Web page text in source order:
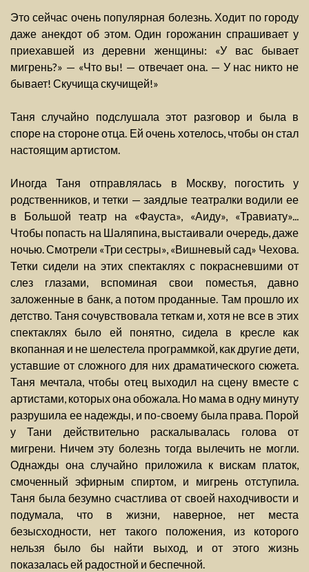
Это сейчас очень популярная болезнь. Ходит по городу
даже анекдот об этом. Один горожанин спрашивает у
приехавшей из деревни женщины: «У вас бывает
мигрень?» — «Что вы! — отвечает она. — У нас никто не
бывает! Скучища скучищей!»
Таня случайно подслушала этот разговор и была в
споре на стороне отца. Ей очень хотелось, чтобы он стал
настоящим артистом.
Иногда Таня отправлялась в Москву, погостить у
родственников, и тетки — заядлые театралки водили ее
в Большой театр на «Фауста», «Аиду», «Травиату»...
Чтобы попасть на Шаляпина, выстаивали очередь, даже
ночью. Смотрели «Три сестры», «Вишневый сад» Чехова.
Тетки сидели на этих спектаклях с покрасневшими от
слез глазами, вспоминая свои поместья, давно
заложенные в банк, а потом проданные. Там прошло их
детство. Таня сочувствовала теткам и, хотя не все в этих
спектаклях было ей понятно, сидела в кресле как
вкопанная и не шелестела программкой, как другие дети,
уставшие от сложного для них драматического сюжета.
Таня мечтала, чтобы отец выходил на сцену вместе с
артистами, которых она обожала. Но мама в одну минуту
разрушила ее надежды, и по-своему была права. Порой
у Тани действительно раскалывалась голова от
мигрени. Ничем эту болезнь тогда вылечить не могли.
Однажды она случайно приложила к вискам платок,
смоченный эфирным спиртом, и мигрень отступила.
Таня была безумно счастлива от своей находчивости и
подумала, что в жизни, наверное, нет места
безысходности, нет такого положения, из которого
нельзя было бы найти выход, и от этого жизнь
показалась ей радостной и беспечной.